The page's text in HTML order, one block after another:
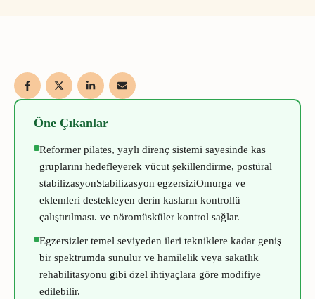
Öne Çıkanlar
Reformer pilates, yaylı direnç sistemi sayesinde kas
gruplarını hedefleyerek vücut şekillendirme, postüral
stabilizasyonStabilizasyon egzersiziOmurga ve
eklemleri destekleyen derin kasların kontrollü
çalıştırılması. ve nöromüsküler kontrol sağlar.
Egzersizler temel seviyeden ileri tekniklere kadar geniş
bir spektrumda sunulur ve hamilelik veya sakatlık
rehabilitasyonu gibi özel ihtiyaçlara göre modifiye
edilebilir.